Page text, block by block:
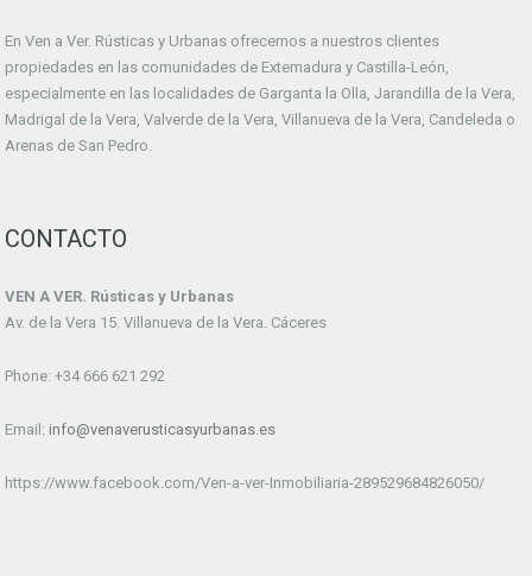
En Ven a Ver. Rústicas y Urbanas ofrecemos a nuestros clientes
propiedades en las comunidades de Extemadura y Castilla-León,
especialmente en las localidades de Garganta la Olla, Jarandilla de la Vera,
Madrigal de la Vera, Valverde de la Vera, Villanueva de la Vera, Candeleda o
Arenas de San Pedro.
CONTACTO
VEN A VER. Rústicas y Urbanas
Av. de la Vera 15. Villanueva de la Vera. Cáceres
Phone: +34 666 621 292
Email: info@venaverusticasyurbanas.es
https://www.facebook.com/Ven-a-ver-Inmobiliaria-289529684826050/